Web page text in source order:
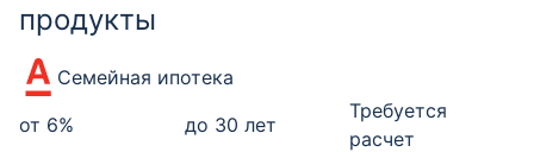
продукты
Семейная ипотека
от 6% до 30 лет
Требуется
расчет